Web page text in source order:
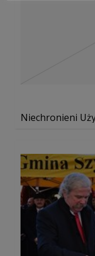
Niechronieni